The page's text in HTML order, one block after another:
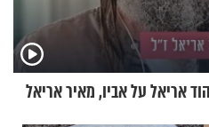
אריאל על אביו, מאיר אריאל